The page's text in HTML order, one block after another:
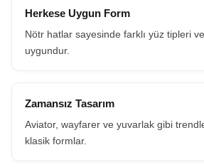
Herkese Uygun Form
Nötr hatlar sayesinde farklı yüz tipleri
uygundur.
Zamansız Tasarım
Aviator, wayfarer ve yuvarlak gibi
klasik formlar.